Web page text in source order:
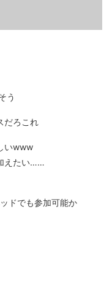
う
だろこれ
いwww
えたい……
ドでも参加可能か